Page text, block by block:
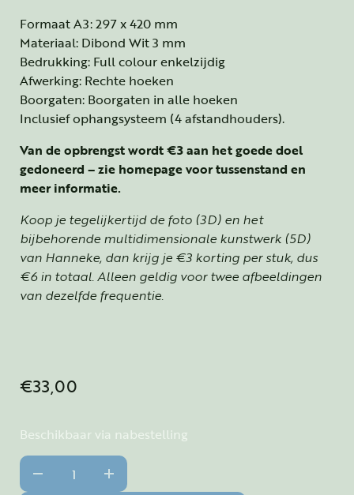
Formaat A3: 297 x 420 mm
Materiaal: Dibond Wit 3 mm
Bedrukking: Full colour enkelzijdig
Afwerking: Rechte hoeken
Boorgaten: Boorgaten in alle hoeken
Inclusief ophangsysteem (4 afstandhouders).
Van de opbrengst wordt €3 aan het goede doel
gedoneerd – zie homepage voor tussenstand en
meer informatie.
Koop je tegelijkertijd de foto (3D) en het
bijbehorende multidimensionale kunstwerk (5D)
van Hanneke, dan krijg je €3 korting per stuk, dus
€6 in totaal. Alleen geldig voor twee afbeeldingen
van dezelfde frequentie.
€33,00
Beschikbaar via nabestelling
Communicatie - Communicatie - Contact 3D - A3